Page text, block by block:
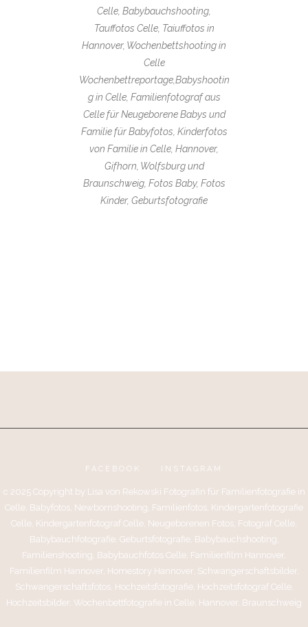
Celle, Babybauchshooting,
Tauffotos Celle, Taiuffotos in
Hannover, Wochenbettshooting in
Celle
Wochenbettreportage,Babyshootin
g in Celle, Familienfotograf aus
Celle für Neugeborene Babys und
Familie für Babyfotos, Kinderfotos
von Familie in Celle, Hannover,
Gifhorn, Wolfsburg und
Braunschweig, Fotos Baby, Fotos
Kinder, Geburtsfotografie
FACEBOOK INSTAGRAM
c 2025 Copyright by Lisa von Rekowski Fotografin für Familienfotografie in
Celle, Babyfotos, Newbornshooting, Familienfotos, Kindergartenfotografie
Celle, Kindergartenfotograf Celle, Neugeborenen Fotos, Fotograf Celle,
Babybauchfotografie, Geburtsfotografie, Babybauchshooting,
Familienshooting, Babybauchfotos Celle, Familienfilm Hannover,
Familienfilm Hannover, Homestory Hannover, Schwangerschaftsbilder,
Schwangerschaftsfotos, Hochzeitsfotografie, Hochzeitsfotograf Celle,
Hochzeitsbilder, Wochenbettfotografie in Celle, Hannover, Braunschweig